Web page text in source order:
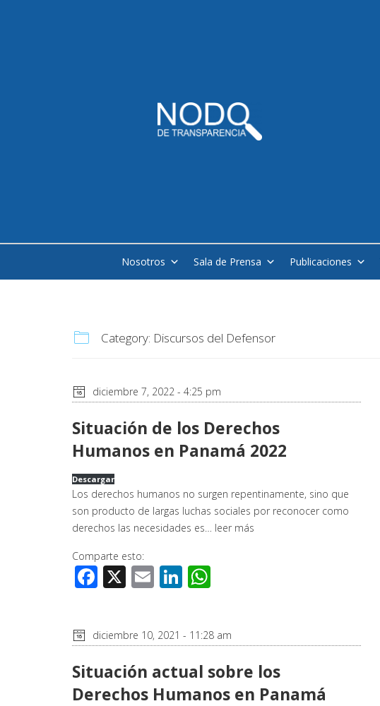
Nosotros Sala de Prensa Publicaciones
Category: Discursos del Defensor
diciembre 7, 2022 - 4:25 pm
Situación de los Derechos
Humanos en Panamá 2022
Descargar
Los derechos humanos no surgen repentinamente, sino que
son producto de largas luchas sociales por reconocer como
derechos las necesidades es… leer más
Comparte esto:
Facebook
X EmailLinkedIn
diciembre 10, 2021 - 11:28 am
Situación actual sobre los
Derechos Humanos en Panamá